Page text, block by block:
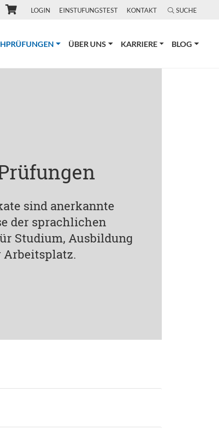
LOGIN EINSTUFUNGSTEST KONTAKT SUCHE
(CURRENT)
ÜBER UNS KARRIERE BLOG
sind anerkannte
der sprachlichen
Studium, Ausbildung
Arbeitsplatz.